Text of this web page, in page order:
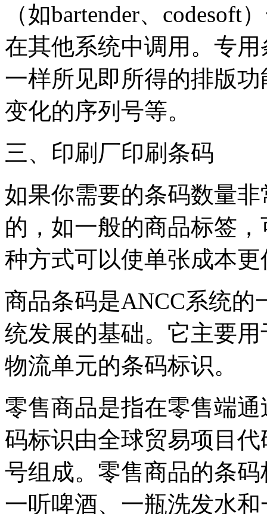
（如bartender、
在其他系统中调用。专
一样所见即所得的排版
变化的序列号等。
三、印刷厂印刷条码
如果你需要的条码数量
的，如一般的商品标签
种方式可以使单张成本更
商品条码是ANCC系统的
统发展的基础。它主要
物流单元的条码标识。
零售商品是指在零售端
码标识由全球贸易项目
号组成。零售商品的条
一听啤酒、一瓶洗发水